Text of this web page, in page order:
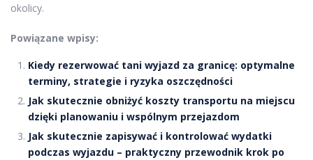
okolicy.
Powiązane wpisy:
Kiedy rezerwować tani wyjazd za granicę: optymalne
terminy, strategie i ryzyka oszczędności
Jak skutecznie obniżyć koszty transportu na miejscu
dzięki planowaniu i wspólnym przejazdom
Jak skutecznie zapisywać i kontrolować wydatki
podczas wyjazdu – praktyczny przewodnik krok po